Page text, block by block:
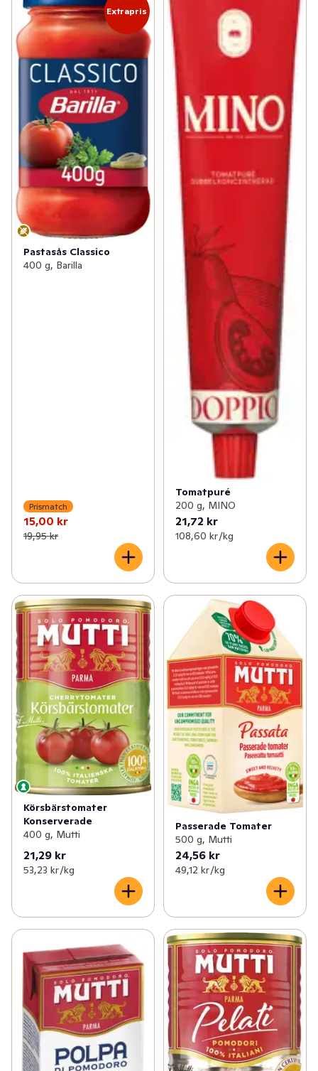
Extrapris
Pastasås Classico
400 g, Barilla
Prismatch
15,00 kr
19,95 kr
Tomatpuré
200 g, MINO
21,72 kr
108,60 kr /kg
Körsbärstomater
Konserverade
400 g, Mutti
21,29 kr
53,23 kr /kg
Passerade Tomater
500 g, Mutti
24,56 kr
49,12 kr /kg